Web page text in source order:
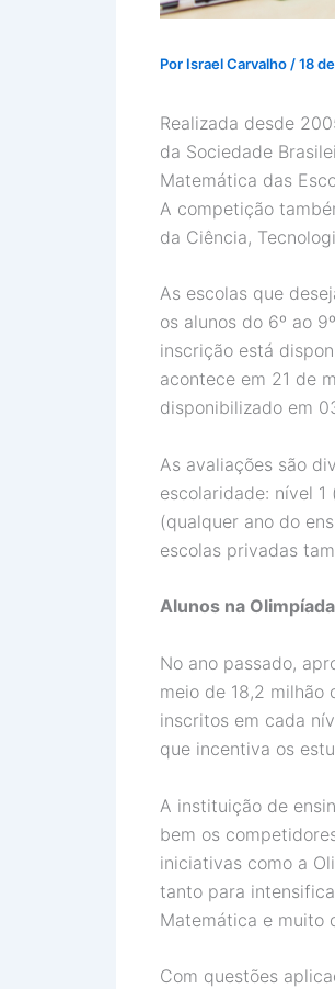
Por Israel Carvalho /18
Realizada desde
da Sociedade
Matemática das
A competição
da Ciência,
As escolas que
os alunos do 6º ao
inscrição está
acontece em 21 de
disponibilizado em
As avaliações são
escolaridade: nível
(qualquer ano do
escolas privadas
Alunos na Olimpíada
No ano passado,
meio de 18,2 milhão
inscritos em cada
que incentiva os
A instituição de
bem os
iniciativas como a
tanto para
Matemática e muito
Com questões